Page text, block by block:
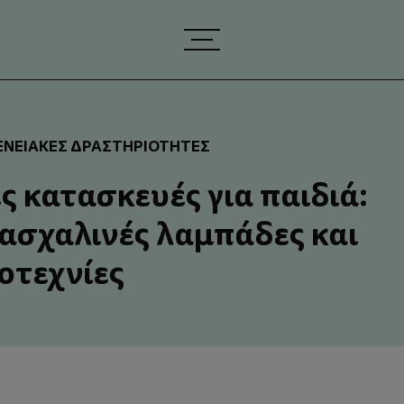
ΔΡΑΣΤΗΡΙΌΤΗΤΕΣ
κατασκευές για παιδιά:
λαμπάδες και